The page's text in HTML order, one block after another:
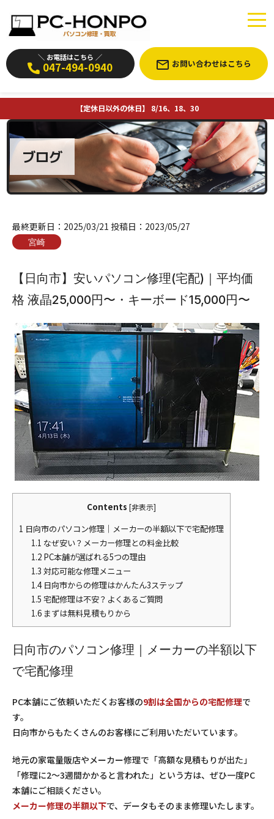
＼ お電話はこちら ／
047-494-0940 お問い合わせはこちら
【定休日以外の休日】 8/16、18、30
ブログ
最終更新日： 2025/03/21 投稿日： 2023/05/27
宮崎
【日向市】安いパソコン修理(宅配)｜平均価
格 液晶25,000円〜・キーボード15,000円〜
Contents [非表示]
1 日向市のパソコン修理｜メーカーの半額以下で宅配修理
1.1 なぜ安い？メーカー修理との料金比較
1.2PC本舗が選ばれる5つの理由
1.3 対応可能な修理メニュー
1.4日向市からの修理はかんたん3ステップ
1.5 宅配修理は不安？よくあるご質問
1.6まずは無料見積もりから
日向市のパソコン修理｜メーカーの半額以下
で宅配修理
PC本舗にご依頼いただくお客様の9割は全国からの宅配修理で
す。
日向市からもたくさんのお客様にご利用いただいています。
地元の家電量販店やメーカー修理で「高額な見積もりが出た」
「修理に2〜3週間かかると言われた」という方は、ぜひ一度PC
本舗にご相談ください。
メーカー修理の半額以下で、データもそのまま修理いたします。